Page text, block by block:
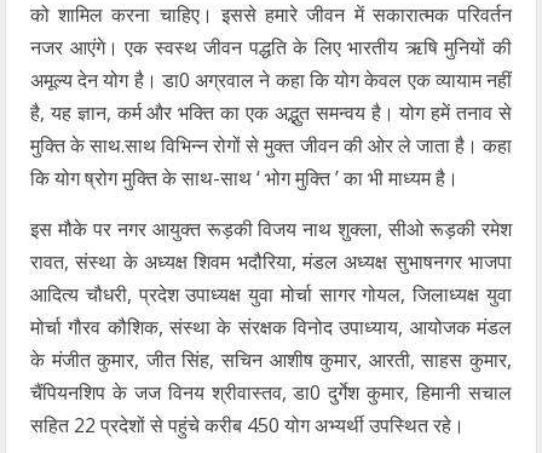
को शामिल करना चाहिए। इससे हमारे जीवन में सकारात्मक परिवर्तन
नजर आएंगे। एक स्वस्थ जीवन पद्धति के लिए भारतीय ऋषि मुनियों की
अमूल्य देन योग है। डा0 अग्रवाल ने कहा कि योग केवल एक व्यायाम नहीं
है, यह ज्ञान, कर्म और भक्ति का एक अद्भुत समन्वय है। योग हमें तनाव से
मुक्ति के साथ.साथ विभिन्न रोगों से मुक्त जीवन की ओर ले जाता है। कहा
कि योग ष्रोग मुक्ति के साथ-साथ ‘ भोग मुक्ति ’ का भी माध्यम है।
इस मौके पर नगर आयुक्त रूड़की विजय नाथ शुक्ला, सीओ रूड़की रमेश
रावत, संस्था के अध्यक्ष शिवम भदौरिया, मंडल अध्यक्ष सुभाषनगर भाजपा
आदित्य चौधरी, प्रदेश उपाध्यक्ष युवा मोर्चा सागर गोयल, जिलाध्यक्ष युवा
मोर्चा गौरव कौशिक, संस्था के संरक्षक विनोद उपाध्याय, आयोजक मंडल
के मंजीत कुमार, जीत सिंह, सचिन आशीष कुमार, आरती, साहस कुमार,
चैंपियनशिप के जज विनय श्रीवास्तव, डा0 दुर्गेश कुमार, हिमानी सचाल
सहित 22 प्रदेशों से पहुंचे करीब 450 योग अभ्यर्थी उपस्थित रहे।